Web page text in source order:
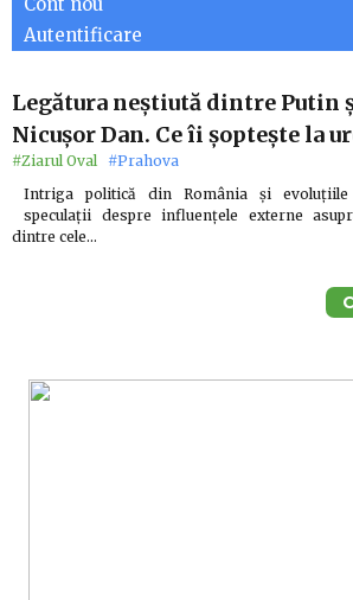
Autentificare
Legătura neștiută dintre Putin
Nicușor Dan. Ce îi șoptește la
#Ziarul Oval #Prahova
Intriga politică din România și
speculații despre influențele externe
dintre cele…